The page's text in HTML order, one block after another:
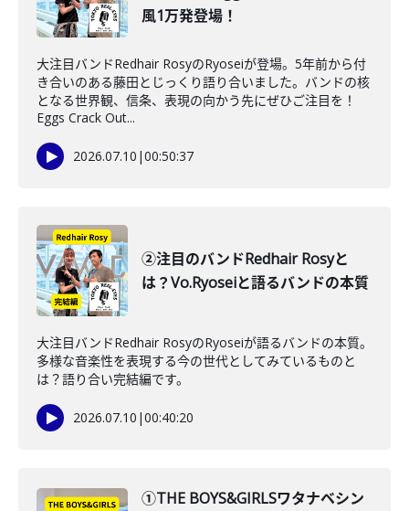
風1万発登場！
大注目バンドRedhair RosyのRyoseiが登場。5年前から付
き合いのある藤田とじっくり語り合いました。バンドの核
となる世界観、信条、表現の向かう先にぜひご注目を！
Eggs Crack Out...
2026.07.10 |00:50:37
②注目のバンドRedhair Rosyと
は？Vo.Ryoseiと語るバンドの本質
大注目バンドRedhair RosyのRyoseiが語るバンドの本質。
多様な音楽性を表現する今の世代としてみているものと
は？語り合い完結編です。
2026.07.10 |00:40:20
①THE BOYS&GIRLSワタナベシン